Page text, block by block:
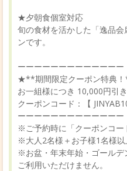
★夕朝食個室対応
旬の食材を活かした「逸品
ンです。
ーーーーーーーーーーーーー
★**期間限定クーポン特典
お一組様につき 10,000円引き
クーポンコード：【
ーーーーーーーーーーーーー
※ご予約時に「クーポンコー
※大人2名様＋お子様1名様
※お盆・年末年始・ゴールデ
ご利用いただけません。